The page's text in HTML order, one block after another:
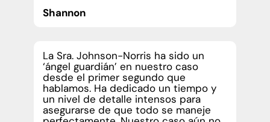
Shannon
La Sra. Johnson-Norris ha sido un
‘ángel guardián’ en nuestro caso
desde el primer segundo que
hablamos. Ha dedicado un tiempo y
un nivel de detalle intensos para
asegurarse de que todo se maneje